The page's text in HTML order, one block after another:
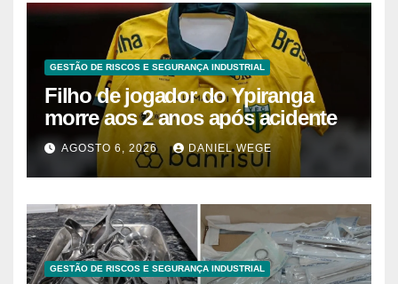
GESTÃO DE RISCOS E SEGURANÇA INDUSTRIAL
Filho de jogador do Ypiranga
morre aos 2 anos após acidente
AGOSTO 6, 2026 DANIEL WEGE
GESTÃO DE RISCOS E SEGURANÇA INDUSTRIAL